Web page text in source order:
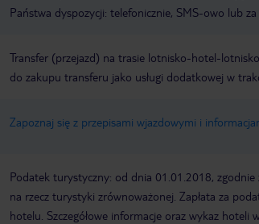
Państwa dyspozycji: telefonicznie, SMS-owo lub
Transfer (przejazd) na trasie lotnisko-hotel-
do zakupu transferu jako usługi dodatkowej w
Zapoznaj się z przepisami wjazdowymi i
Podatek turystyczny: od dnia 01.01.2018,
na rzecz turystyki zrównoważonej. Zapłata za
hotelu. Szczegółowe informacje oraz wykaz